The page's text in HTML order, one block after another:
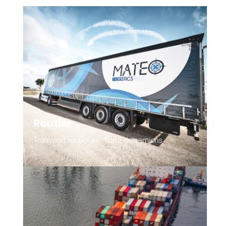
Routier
Transport routier par flotte de camions